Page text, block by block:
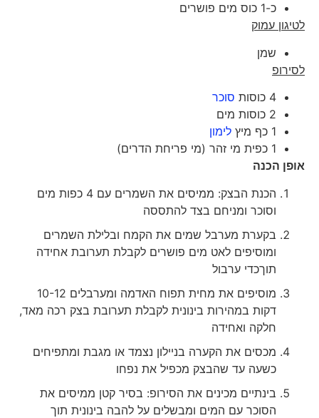
כ-1 כוס מים פושרים
לטיגון עמוק
שמן
לסירופ
4 כוסות
סוכר
2 כוסות מים
1 כף מיץ
לימון
1 כפית מי זהר (מי פריחת הדרים)
אופן הכנה
הכנת הבצק: ממיסים את השמרים עם 4 כפות מים
וסוכר ומניחם בצד להתססה
בקערת מערבל שמים את הקמח ובלילת השמרים
ומוסיפים לאט מים פושרים לקבלת תערובת אחידה
תוךכדי ערבול
מוסיפים את מחית תפוח האדמה ומערבלים 10-12
דקות במהירות בינונית לקבלת תערובת בצק רכה מאד,
חלקה ואחידה
מכסים את הקערה בניילון נצמד או מגבת ומתפיחים
כשעה עד שהבצק מכפיל את נפחו
בינתיים מכינים את הסירופ: בסיר קטן ממיסים את
הסוכר עם המים ומבשלים על להבה בינונית תוך